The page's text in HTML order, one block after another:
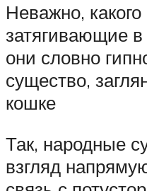
Неважно, какого
затягивающие
они словно
существо,
кошке
Так, народные
взгляд